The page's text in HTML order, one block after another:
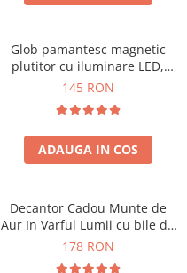
Glob pamantesc magnetic
plutitor cu iluminare LED,
Forma C
145 RON
ADAUGA IN COS
Decantor Cadou Munte de
Aur In Varful Lumii cu bile de
curatare
178 RON